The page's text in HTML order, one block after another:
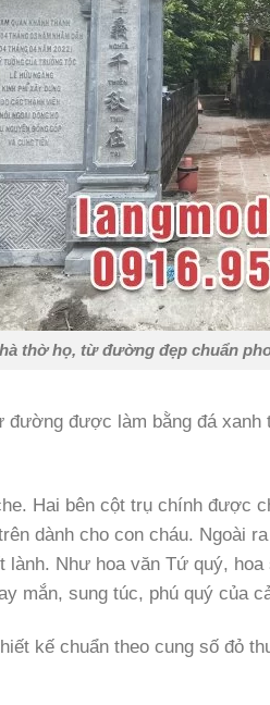
thờ họ, từ đường đẹp chuẩn
đường được làm bằng đá xanh
Hai bên cột trụ chính được
dành cho con cháu. Ngoài
lành. Như hoa văn Tứ quý,
mắn, sung túc, phú quý của
kế chuẩn theo cung số đỏ